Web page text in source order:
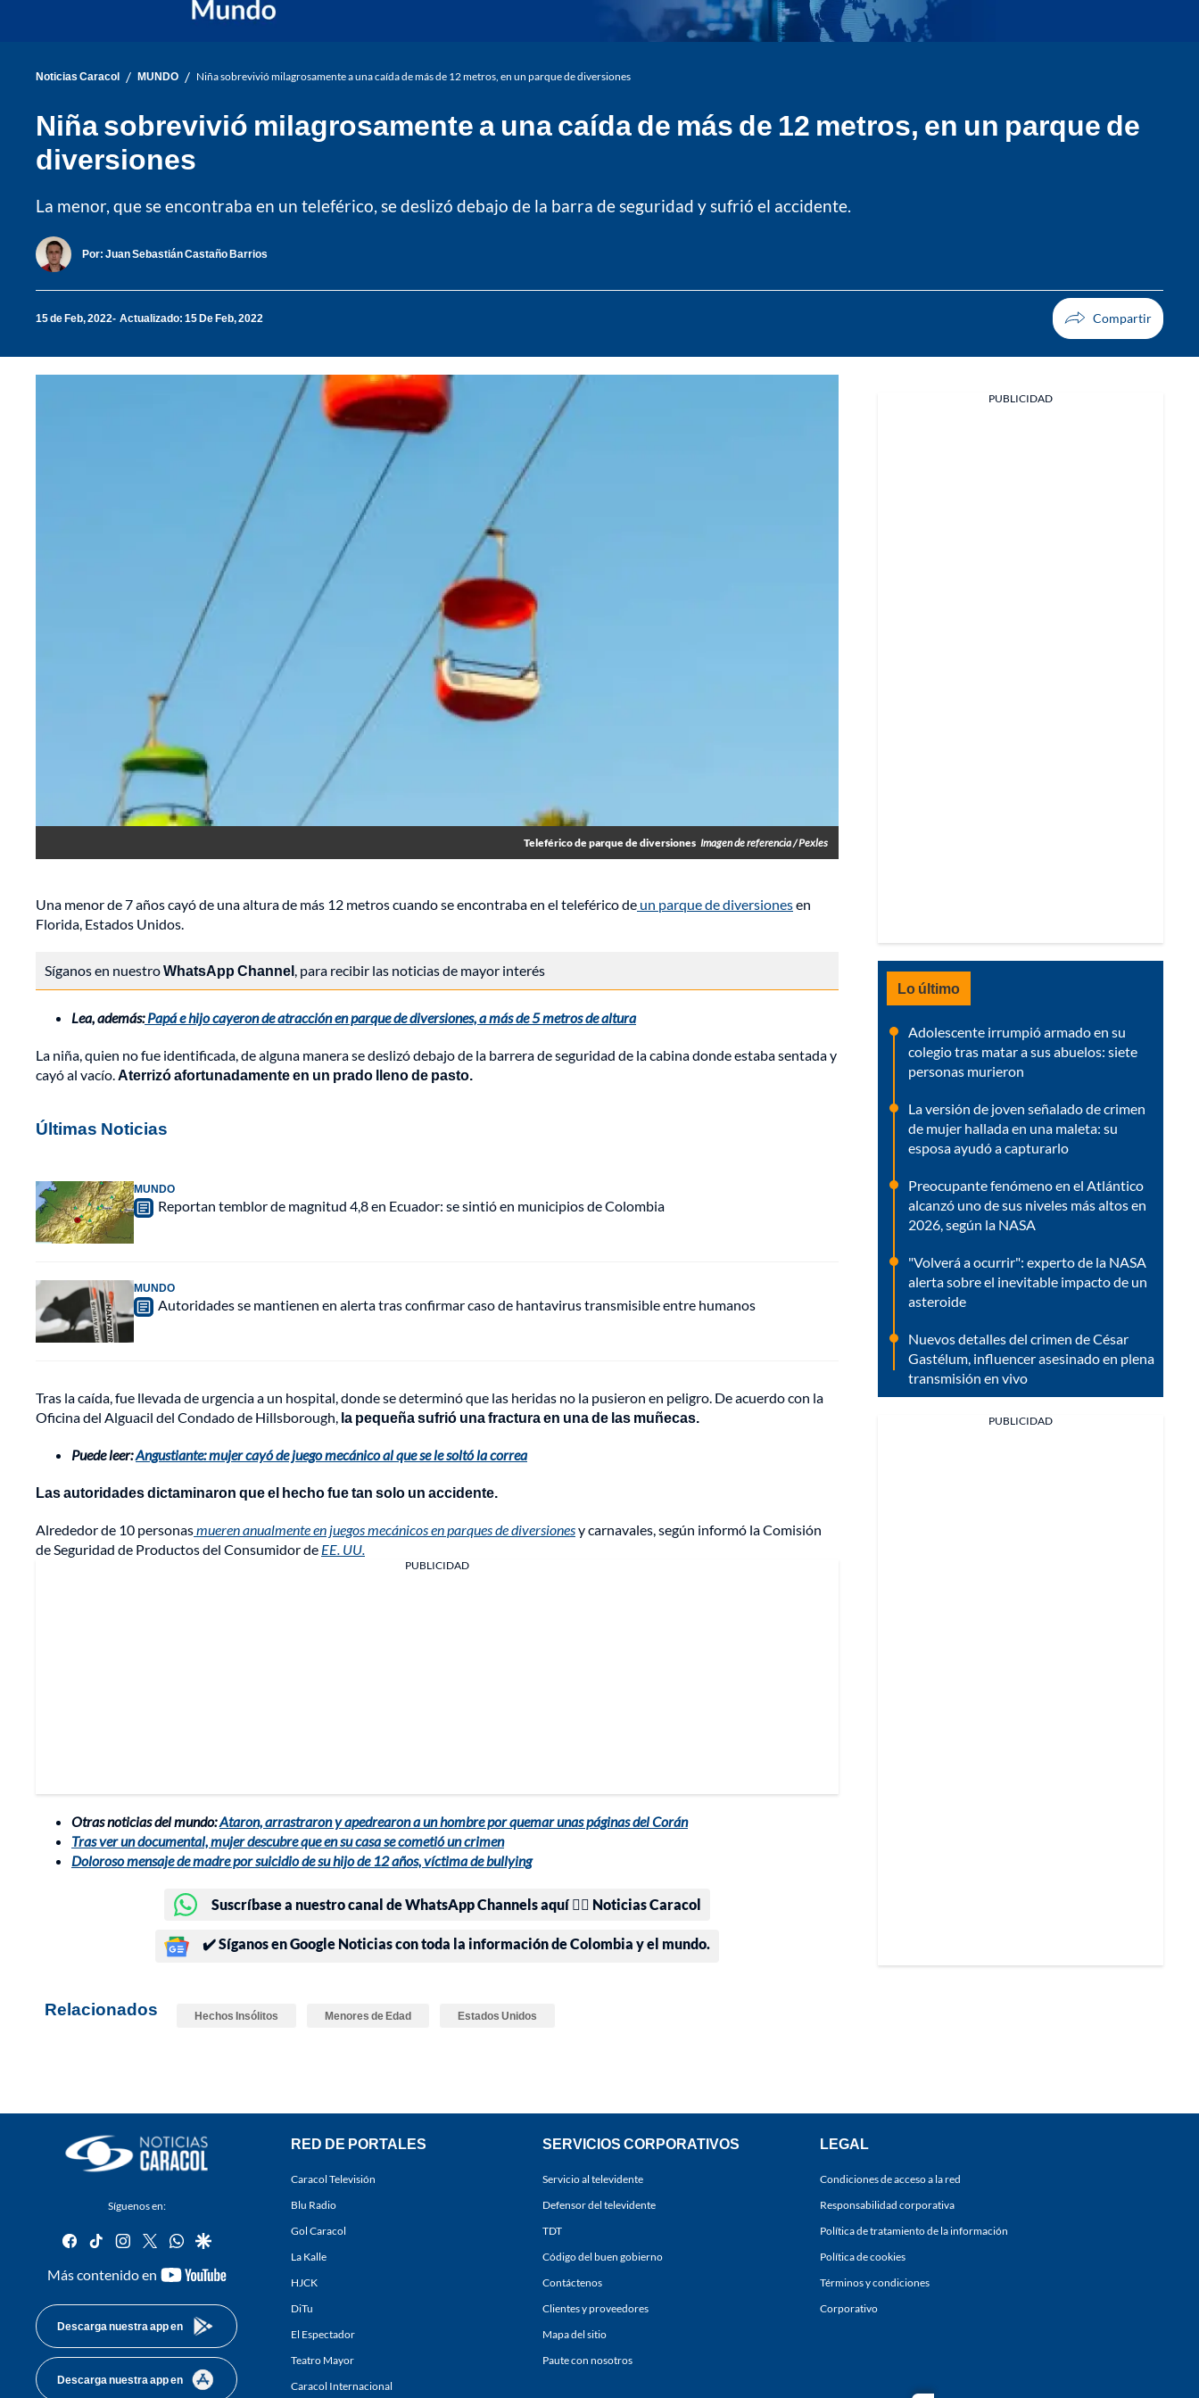
Noticias Caracol / MUNDO / Niña sobrevivió milagrosamente a una caída de más de 12 metros, en un parque de diversiones
Niña sobrevivió milagrosamente a una caída de más de 12 metros, en un parque de
diversiones
La menor, que se encontraba en un teleférico, se deslizó debajo de la barra de seguridad y sufrió el accidente.
Por: Juan Sebastián Castaño Barrios
15 de Feb, 2022 Actualizado: 15 De Feb, 2022
Teleférico de parque de diversiones Imagen de referencia / Pexles
Una menor de 7 años cayó de una altura de más 12 metros cuando se encontraba en el teleférico de un parque de diversionesen
Florida, Estados Unidos.
Síganos en nuestroWhatsApp Channel, para recibir las noticias de mayor interés
Lea, además:Papá e hijo cayeron de atracción en parque de diversiones, a más de 5 metros de altura
La niña, quien no fue identificada, de alguna manera se deslizó debajo de la barrera de seguridad de la cabina donde estaba sentada y
cayó al vacío.Aterrizó afortunadamente en un prado lleno de pasto.
Últimas Noticias
MUNDO
Reportan temblor de magnitud 4,8 en Ecuador: se sintió en municipios de Colombia
MUNDO
Autoridades se mantienen en alerta tras confirmar caso de hantavirus transmisible entre humanos
Tras la caída, fue llevada de urgencia a un hospital, donde se determinó que las heridas no la pusieron en peligro. De acuerdo con la
Oficina del Alguacil del Condado de Hillsborough, la pequeña sufrió una fractura en una de las muñecas.
Puede leer:Angustiante: mujer cayó de juego mecánico al que se le soltó la correa
Las autoridades dictaminaron que el hecho fue tan solo un accidente.
Alrededor de 10 personasmueren anualmente en juegos mecánicos en parques de diversionesy carnavales, según informó la Comisión
de Seguridad de Productos del Consumidor de EE. UU.
PUBLICIDAD
Otras noticias del mundo:Ataron, arrastraron y apedrearon a un hombre por quemar unas páginas del Corán
Tras ver un documental, mujer descubre que en su casa se cometió un crimen
Doloroso mensaje de madre por suicidio de su hijo de 12 años, víctima de bullying
Suscríbase a nuestro canal de WhatsApp Channels aquí 👉🏻 Noticias Caracol
✔️ Síganos en Google Noticias con toda la información de Colombia y el mundo.
Relacionados Hechos Insólitos Menores de Edad Estados Unidos
PUBLICIDAD
Lo último
Adolescente irrumpió armado en su
colegio tras matar a sus abuelos: siete
personas murieron
La versión de joven señalado de crimen
de mujer hallada en una maleta: su
esposa ayudó a capturarlo
Preocupante fenómeno en el Atlántico
alcanzó uno de sus niveles más altos en
2026, según la NASA
"Volverá a ocurrir": experto de la NASA
alerta sobre el inevitable impacto de un
asteroide
Nuevos detalles del crimen de César
Gastélum, influencer asesinado en plena
transmisión en vivo
PUBLICIDAD
Síguenos en:
facebook
tiktok instagram
twitterwhatsapp
google
Más contenido en
youtube-
Descarga nuestra app en
Descarga nuestra app en
RED DE PORTALES
Caracol Televisión
Blu Radio
Gol Caracol
La Kalle
HJCK
DiTu
El Espectador
Teatro Mayor
Caracol Internacional
SERVICIOS CORPORATIVOS
Servicio al televidente
Defensor del televidente
TDT
Código del buen gobierno
Contáctenos
Clientes y proveedores
Mapa del sitio
Paute con nosotros
LEGAL
Condiciones de acceso a la red
Responsabilidad corporativa
Política de tratamiento de la información
Política de cookies
Términos y condiciones
Corporativo